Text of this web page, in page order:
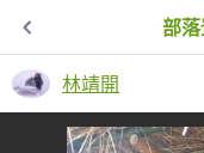
部
林靖開